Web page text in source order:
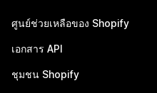
ศูนย์ช่วยเหลือของ Shopify
เอกสาร API
ชุมชน Shopify